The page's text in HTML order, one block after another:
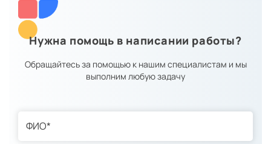
Нужна помощь в написании работы?
Обращайтесь за помощью к нашим специалистам и мы
выполним любую задачу